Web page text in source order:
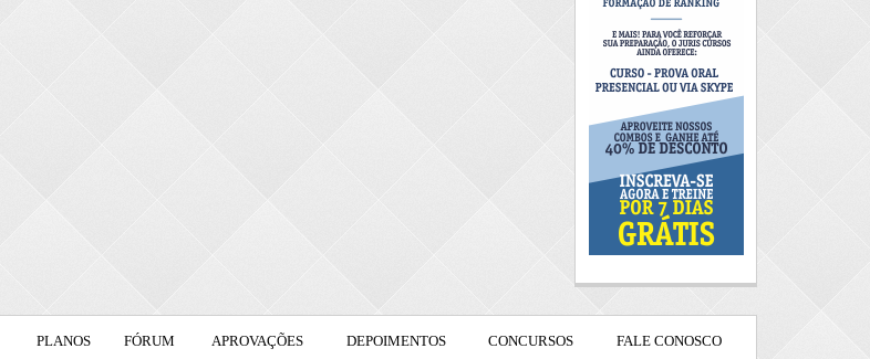
PLANOS FÓRUM APROVAÇÕES DEPOIMENTOS CONCURSOS FALE CONOSCO